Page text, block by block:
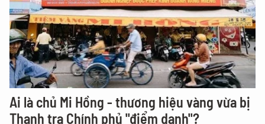
Ai là chủ Mi Hồng - thương hiệu vàng vừa bị
Thanh tra Chính phủ "điểm danh"?